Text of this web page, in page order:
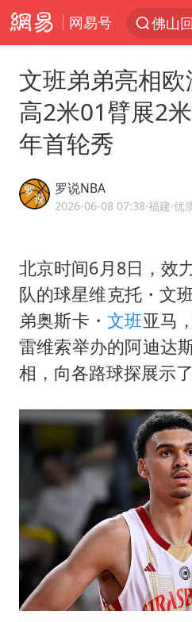
网易号
男子
中方
“中国
你常
文班弟弟亮相
高2米01臂展2
年首轮秀
罗说NBA
2026-06-08 07:38·福建
北京时间6月8日，效
队的球星维克托・文
弟奥斯卡・文班亚马
雷维索举办的阿迪达
相，向各路球探展示了